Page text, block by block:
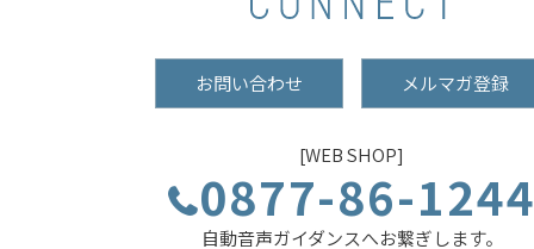
お問い合わせ メルマガ登録
[WEB SHOP]
0877-86-
自動音声ガイダンスへお繋ぎします。